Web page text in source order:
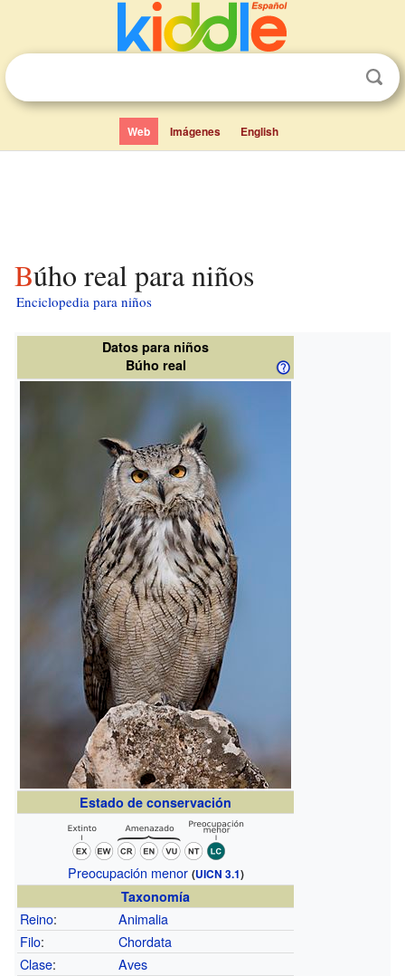
Web Imágenes English
Búho real para niños
Enciclopedia para niños
Datos para niños
Búho real
Estado de conservación
Preocupación menor (UICN 3.1)
Taxonomía
Reino:
Animalia
Filo:
Chordata
Clase:
Aves